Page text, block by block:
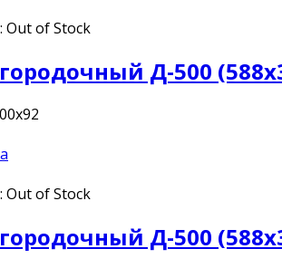
Out of Stock
Д-500
Out of Stock
Д-500